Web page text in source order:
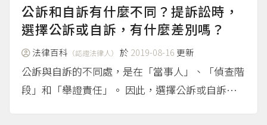
就一定要到庭作證。 二、證人之處罰： 接到傳票
的證人有到場的義務，...（more...）
公訴和自訴有什麼不同？提訴訟時，
選擇公訴或自訴，有什麼差別嗎？
法律百科 （認證法律人） 於 2019-08-16 更新
公訴與自訴的不同處，是在「當事人」、「偵查階
段」和「舉證責任」。 因此，選擇公訴或自訴，